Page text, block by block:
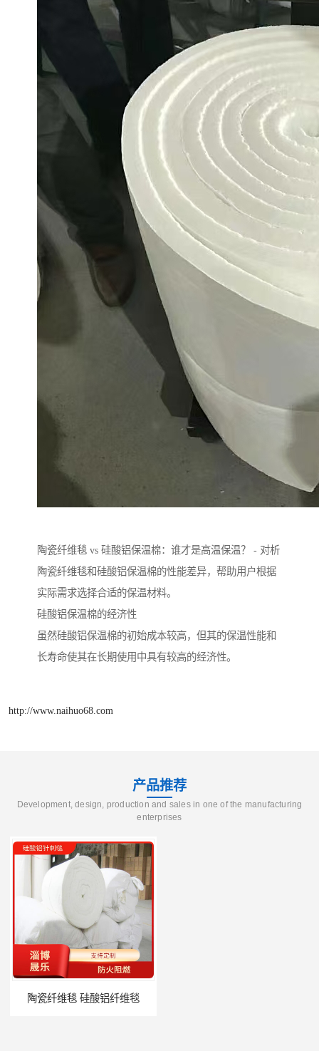
陶瓷纤维毯 vs 硅酸铝保温棉：谁才是高温保温？ - 对析
陶瓷纤维毯和硅酸铝保温棉的性能差异，帮助用户根据
实际需求选择合适的保温材料。
硅酸铝保温棉的经济性
虽然硅酸铝保温棉的初始成本较高，但其的保温性能和
长寿命使其在长期使用中具有较高的经济性。
http://www.naihuo68.com
产品推荐
Development, design, production and sales in one of the manufacturing
enterprises
陶瓷纤维毯 硅酸铝纤维毯